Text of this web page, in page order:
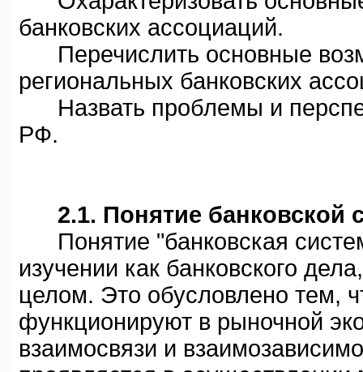
банковских ассоциаций.
Перечислить основные
региональных банковских
Назвать проблемы и
РФ.
2.1. Понятие банковской
Понятие "банковская
изучении как банковского
целом. Это обусловлено тем,
функционируют в рыночной
взаимосвязи и